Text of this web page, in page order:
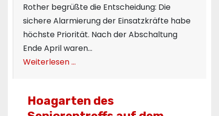
Rother begrüßte die Entscheidung: Die
sichere Alarmierung der Einsatzkräfte habe
höchste Priorität. Nach der Abschaltung
Ende April waren…
Weiterlesen …
Hoagarten des